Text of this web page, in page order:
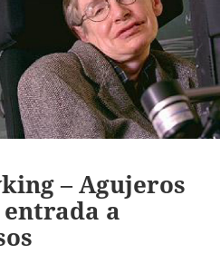
– Agujeros
a